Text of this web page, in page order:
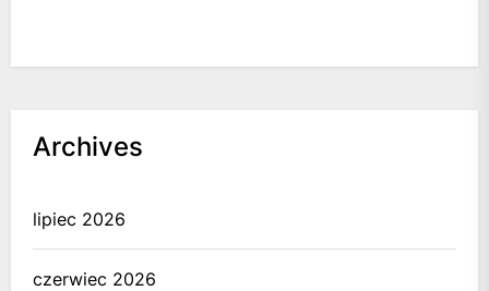
Archives
lipiec 2026
czerwiec 2026